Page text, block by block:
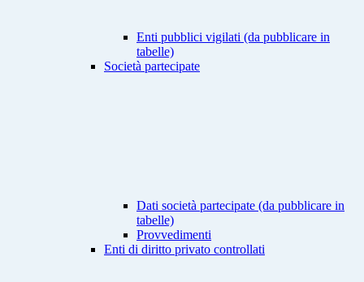
Enti pubblici vigilati (da pubblicare in
tabelle)
Società partecipate
Dati società partecipate (da pubblicare in
tabelle)
Provvedimenti
Enti di diritto privato controllati